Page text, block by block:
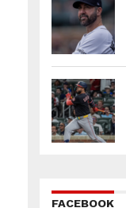
FACEBOOK